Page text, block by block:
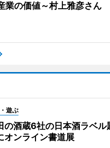
業の価値～村上雅彦さん
遊ぶ
の酒蔵6社の日本酒ラベル
オンライン書道展